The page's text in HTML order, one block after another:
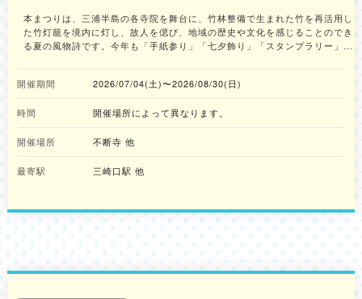
本まつりは、三浦半島の各寺院を舞台に、竹林整備で生まれた竹を再活用し
た竹灯籠を境内に灯し、故人を偲び、地域の歴史や文化を感じることのでき
る夏の風物詩です。今年も「手紙参り」「七夕飾り」「スタンプラリー」を
の副産物を地域文化へと昇華 三浦半島各地で行われている竹林整備の際に
が境内を照らし、幻想的な空間を演出します。 2：心を届ける「手紙参り」
全会場で実施。お盆だからこそ、お手紙でご先祖様にメッセージを届けるこ
来する行事ともいわれます。会場各寺に設けられた七夕飾りに短冊を奉納
催し： みんなで考える防災（信徒会館／17:00〜）色墨アートワークショッ
プ・シフォンケーキ＆コーヒー（治愛殿／17:00〜19:00）MiU-Laプロジェ
ペースあり） 所在地：三浦市初声町三戸1020（駐車場15台） 問い合わせ
開催期間 2026/07/04(土)〜2026/08/30(日)
時間 開催場所によって異なります。
開催場所 不断寺 他
最寄駅 三崎口駅 他